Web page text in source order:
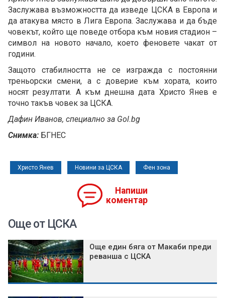
Заслужава възможността да изведе ЦСКА в Европа и
да атакува място в Лига Европа. Заслужава и да бъде
човекът, който ще поведе отбора към новия стадион –
символ на новото начало, което феновете чакат от
години.
Защото стабилността не се изгражда с постоянни
треньорски смени, а с доверие към хората, които
носят резултати. А към днешна дата Христо Янев е
точно такъв човек за ЦСКА.
Дафин Иванов, специално за Gol.bg
Снимка: БГНЕС
Христо Янев Новини за ЦСКА Фен зона
Напиши
коментар
Още от ЦСКА
Още един бяга от Макаби преди
реванша с ЦСКА